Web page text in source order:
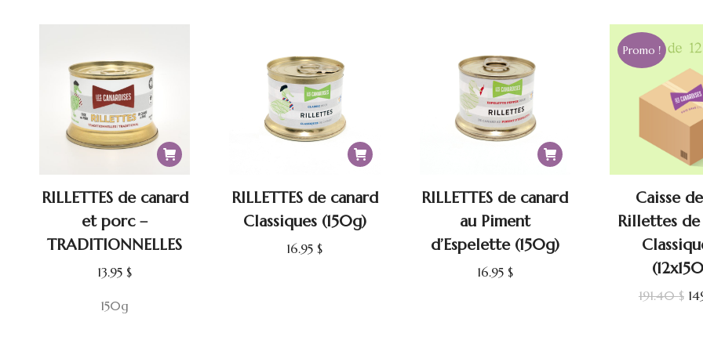
13.95 $.
RILLETTES de canard
et porc –
TRADITIONNELLES
13.95 $
150g
RILLETTES de canard
Classiques (150g)
16.95 $
RILLETTES de canard
au Piment
d’Espelette (150g)
16.95 $
Promo !
Caisse
Rillettes de
191.40$ Le